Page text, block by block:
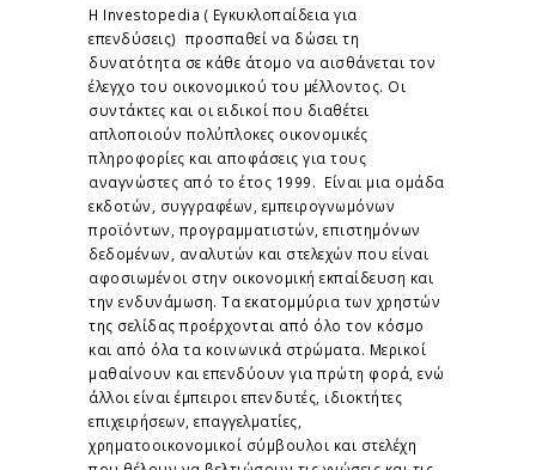
Η Investopedia ( Εγκυκλοπαίδεια για
επενδύσεις) προσπαθεί να δώσει τη
δυνατότητα σε κάθε άτομο να αισθάνεται τον
έλεγχο του οικονομικού του μέλλοντος. Οι
συντάκτες και οι ειδικοί που διαθέτει
απλοποιούν πολύπλοκες οικονομικές
πληροφορίες και αποφάσεις για τους
αναγνώστες από το έτος 1999. Είναι μια ομάδα
εκδοτών, συγγραφέων, εμπειρογνωμόνων
προϊόντων, προγραμματιστών, επιστημόνων
δεδομένων, αναλυτών και στελεχών που είναι
αφοσιωμένοι στην οικονομική εκπαίδευση και
την ενδυνάμωση. Τα εκατομμύρια των χρηστών
της σελίδας προέρχονται από όλο τον κόσμο
και από όλα τα κοινωνικά στρώματα. Μερικοί
μαθαίνουν και επενδύουν για πρώτη φορά, ενώ
άλλοι είναι έμπειροι επενδυτές, ιδιοκτήτες
επιχειρήσεων, επαγγελματίες,
χρηματοοικονομικοί σύμβουλοι και στελέχη